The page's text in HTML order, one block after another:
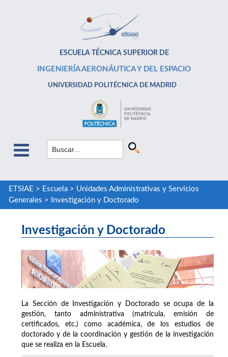
ESCUELA TÉCNICA SUPERIOR DE
INGENIERÍA AERONÁUTICA Y DEL ESPACIO
UNIVERSIDAD POLITÉCNICA DE MADRID
ETSIAE > Escuela> Unidades Administrativas y Servicios
Generales > Investigación y Doctorado
Investigación y Doctorado
La Sección de Investigación y Doctorado se ocupa de la
gestión, tanto administrativa (matrícula, emisión de
certificados, etc.) como académica, de los estudios de
doctorado y de la coordinación y gestión de la investigación
que se realiza en la Escuela.